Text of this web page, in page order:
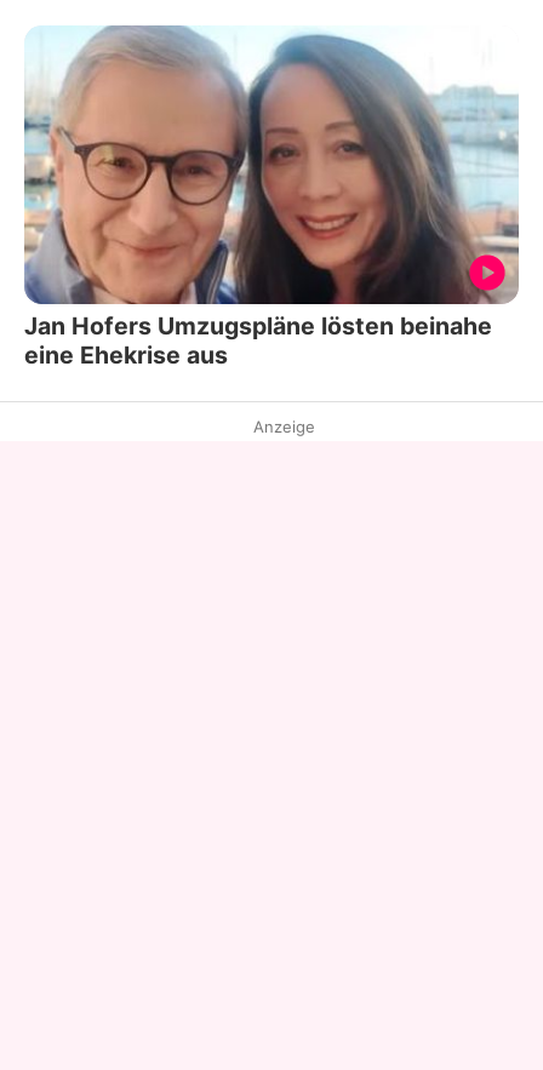
Jan Hofers Umzugspläne lösten beinahe
eine Ehekrise aus
Anzeige